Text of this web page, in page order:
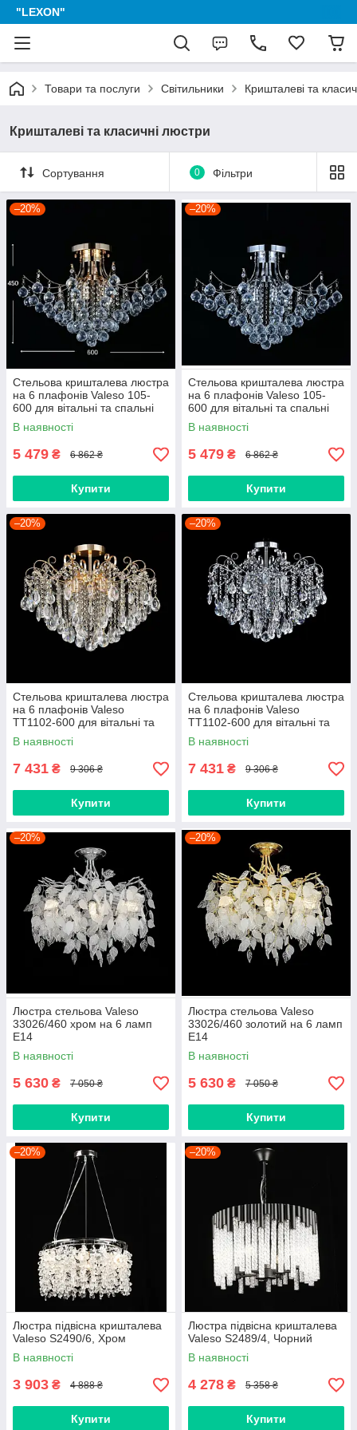
"LEXON"
Товари та послуги Світильники Кришталеві та
Кришталеві та класичні люстри
Сортування 0 Фільтри
–20%
Стельова кришталева люстра
на 6 плафонів Valeso 105-
600 для вітальні та спальні
Золото
В наявності
5 479 ₴ 6 862 ₴
Купити
–20%
Стельова кришталева люстра
на 6 плафонів Valeso 105-
600 для вітальні та спальні
Хром
В наявності
5 479 ₴ 6 862 ₴
Купити
–20%
Стельова кришталева люстра
на 6 плафонів Valeso
TT1102-600 для вітальні та
спальні Золото
В наявності
7 431 ₴ 9 306 ₴
Купити
–20%
Стельова кришталева люстра
на 6 плафонів Valeso
TT1102-600 для вітальні та
спальні Хром
В наявності
7 431 ₴ 9 306 ₴
Купити
–20%
Люстра стельова Valeso
33026/460 хром на 6 ламп
E14
В наявності
5 630 ₴ 7 050 ₴
Купити
–20%
Люстра стельова Valeso
33026/460 золотий на 6 ламп
E14
В наявності
5 630 ₴ 7 050 ₴
Купити
–20%
Люстра підвісна кришталева
Valeso S2490/6, Хром
В наявності
3 903 ₴ 4 888 ₴
Купити
–20%
Люстра підвісна кришталева
Valeso S2489/4, Чорний
В наявності
4 278 ₴ 5 358 ₴
Купити